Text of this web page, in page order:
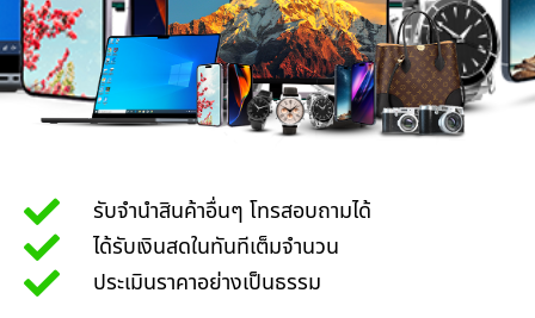
รับจำนำสินค้าอื่นๆ โทรสอบถามได้
ได้รับเงินสดในทันทีเต็มจำนวน
ประเมินราคาอย่างเป็นธรรม